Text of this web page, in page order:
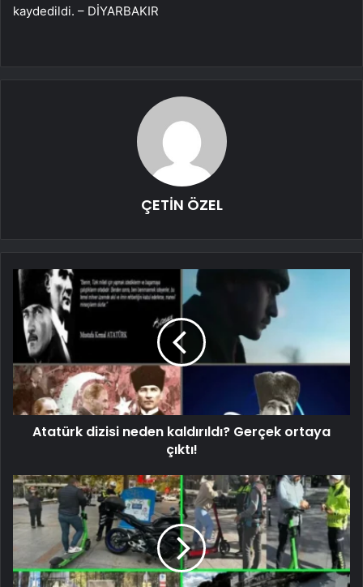
kaydedildi. – DİYARBAKIR
ÇETİN ÖZEL
Atatürk dizisi neden kaldırıldı? Gerçek ortaya
çıktı!